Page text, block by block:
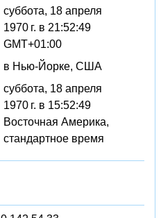
суббота, 18 апреля
1970 г. в 21:52:49
GMT+01:00
в Нью-Йорке, США
суббота, 18 апреля
1970 г. в 15:52:49
Восточная Америка,
стандартное время